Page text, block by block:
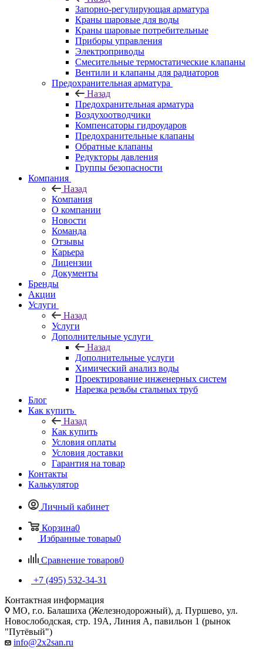
Запорно-регулирующая арматура
Краны шаровые для воды
Краны шаровые потребительные
Приборы управления
Электроприводы
Смесительные термостатические клапаны
Вентили и клапаны для радиаторов
Предохранительная арматура
Назад
Предохранительная арматура
Воздухоотводчики
Компенсаторы гидроударов
Предохранительные клапаны
Обратные клапаны
Редукторы давления
Группы безопасности
Компания
Назад
Компания
О компании
Новости
Команда
Отзывы
Карьера
Лицензии
Документы
Бренды
Акции
Услуги
Назад
Услуги
Дополнительные услуги
Назад
Дополнительные услуги
Химический анализ воды
Проектирование инженерных систем
Нарезка резьбы стальных труб
Блог
Как купить
Назад
Как купить
Условия оплаты
Условия доставки
Гарантия на товар
Контакты
Калькулятор
Личный кабинет
Корзина0
Избранные товары0
Сравнение товаров0
+7 (495) 532‑34‑31
Контактная информация
МО, г.о. Балашиха (Железнодорожный), д. Пуршево, ул.
Новослободская, стр. 19А, Линия А, павильон 1 (рынок
"Путёвый")
info@2x2san.ru